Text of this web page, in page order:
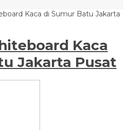
Kaca di Sumur Batu Jakarta
Kaca
Jakarta Pusat